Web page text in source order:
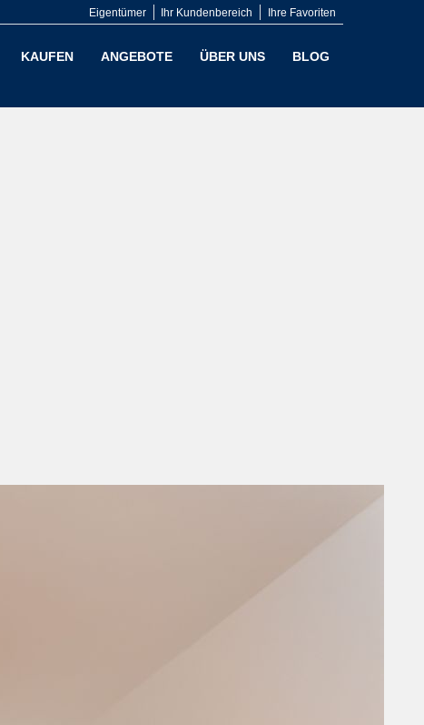
Ihre Favoriten
Ihr Kundenbereich
Eigentümer
KAUFEN ANGEBOTE ÜBER UNS BLOG